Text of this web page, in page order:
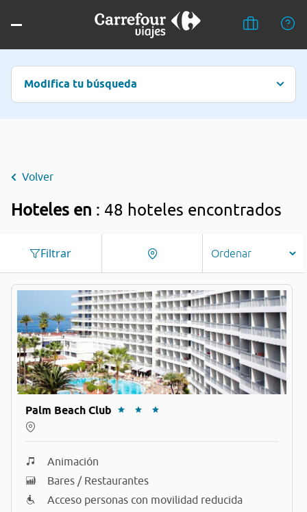
Modifica tu búsqueda
Volver
Hoteles en : 48 hoteles encontrados
Filtrar
Palm Beach Club
Animación
Bares / Restaurantes
Acceso personas con movilidad reducida